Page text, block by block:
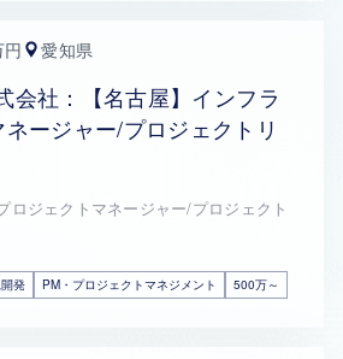
愛知県
会社：【名古屋】インフラ
ージャー/プロジェクトリ
ロジェクトマネージャー/プロジェクト
発 PM・プロジェクトマネジメント 500万～